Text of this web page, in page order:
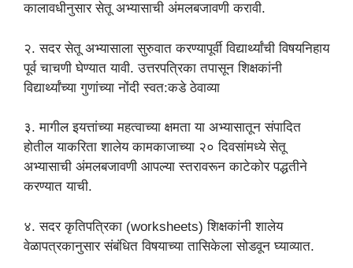
कालावधीनुसार सेतू अभ्यासाची अंमलबजावणी करावी.
२. सदर सेतू अभ्यासाला सुरुवात करण्यापूर्वी विद्यार्थ्यांची विषयनिहाय
पूर्व चाचणी घेण्यात यावी. उत्तरपत्रिका तपासून शिक्षकांनी
विद्यार्थ्यांच्या गुणांच्या नोंदी स्वत:कडे ठेवाव्या
३. मागील इयत्तांच्या महत्वाच्या क्षमता या अभ्यासातून संपादित
होतील याकरिता शालेय कामकाजाच्या २० दिवसांमध्ये सेतू
अभ्यासाची अंमलबजावणी आपल्या स्तरावरून काटेकोर पद्धतीने
करण्यात याची.
४. सदर कृतिपत्रिका (worksheets) शिक्षकांनी शालेय
वेळापत्रकानुसार संबंधित विषयाच्या तासिकेला सोडवून घ्याव्यात.